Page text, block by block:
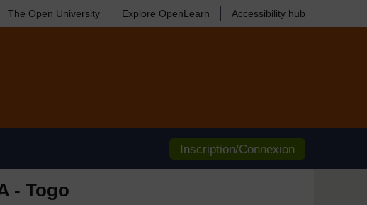
The Open University Explore OpenLearn Accessibility hub
Inscription/Connexion
- Togo